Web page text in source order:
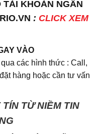
KHOẢN NGÂN
: CLICK XEM
VÀO
qua các hình thức : Call,
hàng hoặc cần tư vấn
TỪ NIỀM TIN